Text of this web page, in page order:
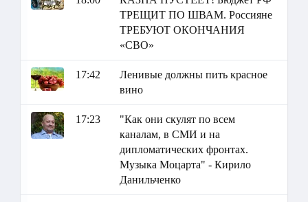
ТРЕЩИТ ПО ШВАМ. Россияне
ТРЕБУЮТ ОКОНЧАНИЯ
«СВО»
17:42
Ленивые должны пить красное
вино
17:23
"Как они скулят по всем
каналам, в СМИ и на
дипломатических фронтах.
Музыка Моцарта" - Кирило
Данильченко